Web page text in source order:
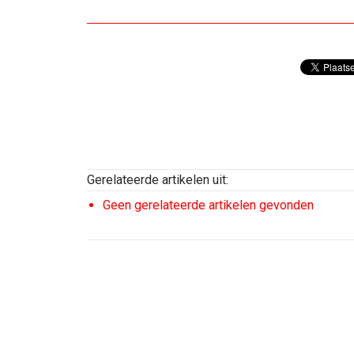
Gerelateerde artikelen uit:
Geen gerelateerde artikelen gevonden